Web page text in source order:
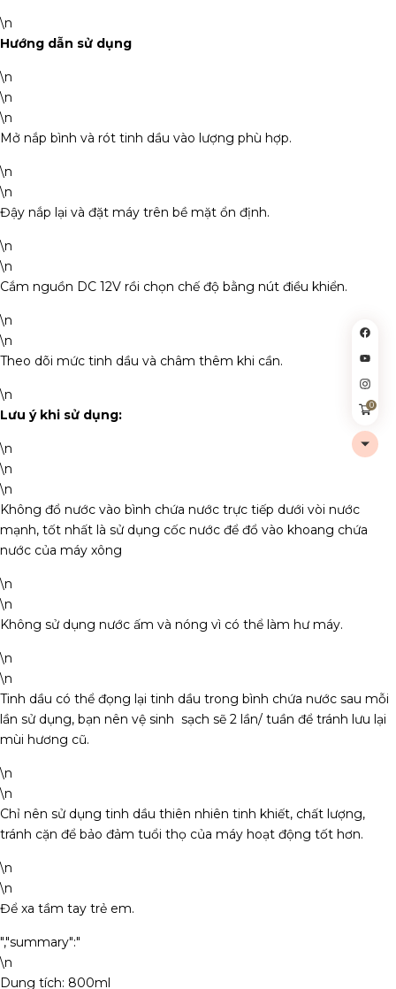
\n
Hướng dẫn sử dụng
\n
\n
\n
Mở nắp bình và rót tinh dầu vào lượng phù hợp.
\n
\n
Đậy nắp lại và đặt máy trên bề mặt ổn định.
\n
\n
Cắm nguồn DC 12V rồi chọn chế độ bằng nút điều khiển.
\n
\n
Theo dõi mức tinh dầu và châm thêm khi cần.
\n
Lưu ý khi sử dụng:
\n
\n
\n
Không đổ nước vào bình chứa nước trực tiếp dưới vòi nước
mạnh, tốt nhất là sử dụng cốc nước để đổ vào khoang chứa
nước của máy xông
\n
\n
Không sử dụng nước ấm và nóng vì có thể làm hư máy.
\n
\n
Tinh dầu có thể đọng lại tinh dầu trong bình chứa nước sau mỗi
lần sử dụng, bạn nên vệ sinh sạch sẽ 2 lần/ tuần để tránh lưu lại
mùi hương cũ.
\n
\n
Chỉ nên sử dụng tinh dầu thiên nhiên tinh khiết, chất lượng,
tránh cặn để bảo đảm tuổi thọ của máy hoạt động tốt hơn.
\n
\n
Để xa tầm tay trẻ em.
","summary":"
\n
Dung tích: 800ml
0